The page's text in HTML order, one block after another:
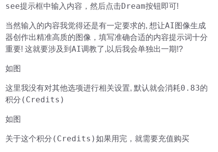
see提示框中输入内容，然后点击Dream按钮即可!
当然输入的内容我觉得还是有一定要求的, 想让AI图像生成
器创作出精准高质的图像，填写准确合适的内容提示词十分
重要! 这就要涉及到AI调教了,以后我会单独出一期!?
如图
这里我没有对其他选项进行相关设置, 默认就会消耗0.83的
积分(Credits)
如图
关于这个积分(Credits)如果用完，就需要充值购买